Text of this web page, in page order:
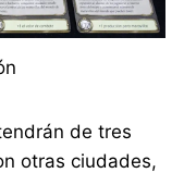
de tres
otras ciudades,